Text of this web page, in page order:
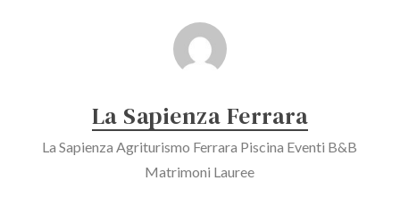
La Sapienza Ferrara
La Sapienza Agriturismo Ferrara Piscina Eventi B&B
Matrimoni Lauree